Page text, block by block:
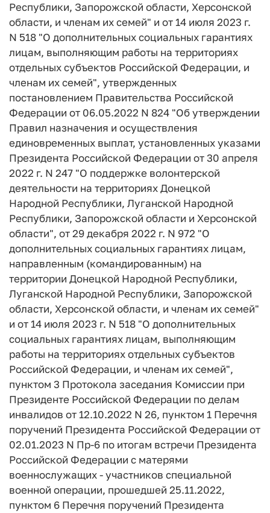
Республики, Запорожской области, Херсонской
области, и членам их семей" и от 14 июля 2023 г.
N 518 "О дополнительных социальных гарантиях
лицам, выполняющим работы на территориях
отдельных субъектов Российской Федерации, и
членам их семей", утвержденных
постановлением Правительства Российской
Федерации от 06.05.2022 N 824 "Об утверждении
Правил назначения и осуществления
единовременных выплат, установленных указами
Президента Российской Федерации от 30 апреля
2022 г. N 247 "О поддержке волонтерской
деятельности на территориях Донецкой
Народной Республики, Луганской Народной
Республики, Запорожской области и Херсонской
области", от 29 декабря 2022 г. N 972 "О
дополнительных социальных гарантиях лицам,
направленным (командированным) на
территории Донецкой Народной Республики,
Луганской Народной Республики, Запорожской
области, Херсонской области, и членам их семей"
и от 14 июля 2023 г. N 518 "О дополнительных
социальных гарантиях лицам, выполняющим
работы на территориях отдельных субъектов
Российской Федерации, и членам их семей",
пунктом 3 Протокола заседания Комиссии при
Президенте Российской Федерации по делам
инвалидов от 12.10.2022 N 26, пунктом 1 Перечня
поручений Президента Российской Федерации от
02.01.2023 N Пр-6 по итогам встречи Президента
Российской Федерации с матерями
военнослужащих - участников специальной
военной операции, прошедшей 25.11.2022,
пунктом 6 Перечня поручений Президента